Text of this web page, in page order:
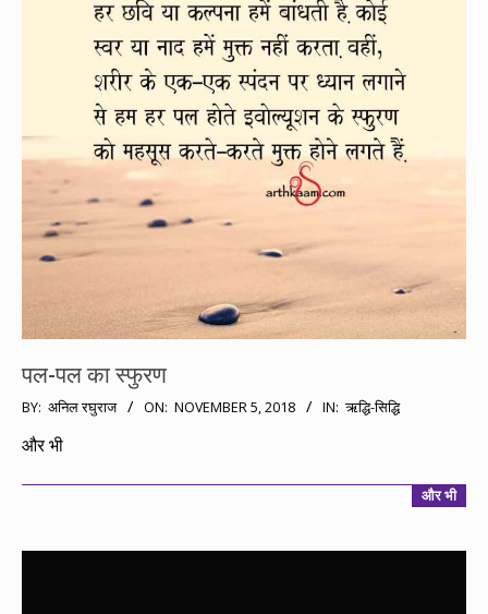
पल-पल का स्फुरण
2018-
11-
BY: अनिल रघुराज ON: NOVEMBER 5, 2018 IN: ऋद्धि-सिद्धि
और भी
और भी